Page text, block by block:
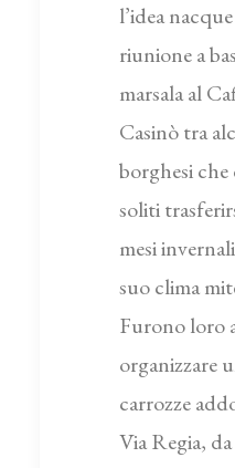
l’idea
riunione a
marsala al
Casinò tra
borghesi
soliti
mesi
suo clima
Furono loro
organizzare
carrozze
Via Regia,